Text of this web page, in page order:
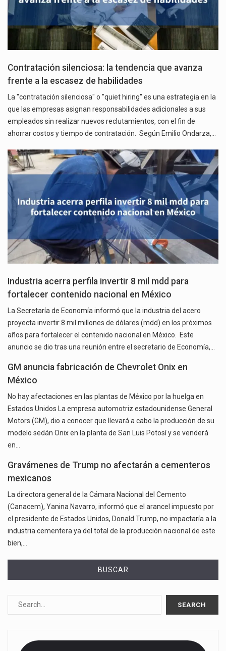
Contratación silenciosa: la tendencia que avanza
frente a la escasez de habilidades
La "contratación silenciosa" o "quiet hiring" es una estrategia en la
que las empresas asignan responsabilidades adicionales a sus
empleados sin realizar nuevos reclutamientos, con el fin de
ahorrar costos y tiempo de contratación. Según Emilio Ondarza,…
Industria acerra perfila invertir 8 mil mdd para
fortalecer contenido nacional en México
La Secretaría de Economía informó que la industria del acero
proyecta invertir 8 mil millones de dólares (mdd) en los próximos
años para fortalecer el contenido nacional en México. Este
anuncio se dio tras una reunión entre el secretario de Economía,…
GM anuncia fabricación de Chevrolet Onix en
México
No hay afectaciones en las plantas de México por la huelga en
Estados Unidos La empresa automotriz estadounidense General
Motors (GM), dio a conocer que llevará a cabo la producción de su
modelo sedán Onix en la planta de San Luis Potosí y se venderá
en…
Gravámenes de Trump no afectarán a cementeros
mexicanos
La directora general de la Cámara Nacional del Cemento
(Canacem), Yanina Navarro, informó que el arancel impuesto por
el presidente de Estados Unidos, Donald Trump, no impactaría a la
industria cementera ya del total de la producción nacional de este
bien,…
BUSCAR